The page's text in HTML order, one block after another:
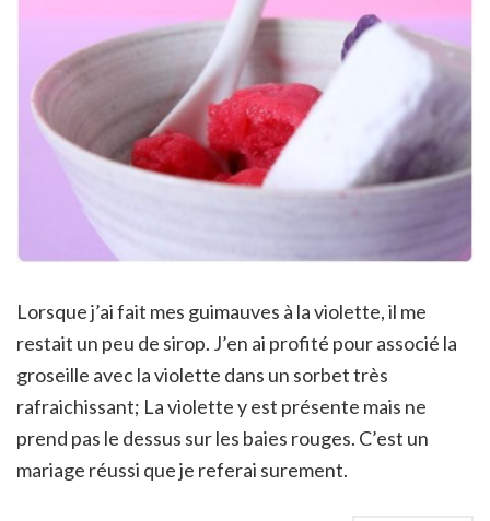
Lorsque j’ai fait mes guimauves à la violette, il me
restait un peu de sirop. J’en ai profité pour associé la
groseille avec la violette dans un sorbet très
rafraichissant; La violette y est présente mais ne
prend pas le dessus sur les baies rouges. C’est un
mariage réussi que je referai surement.